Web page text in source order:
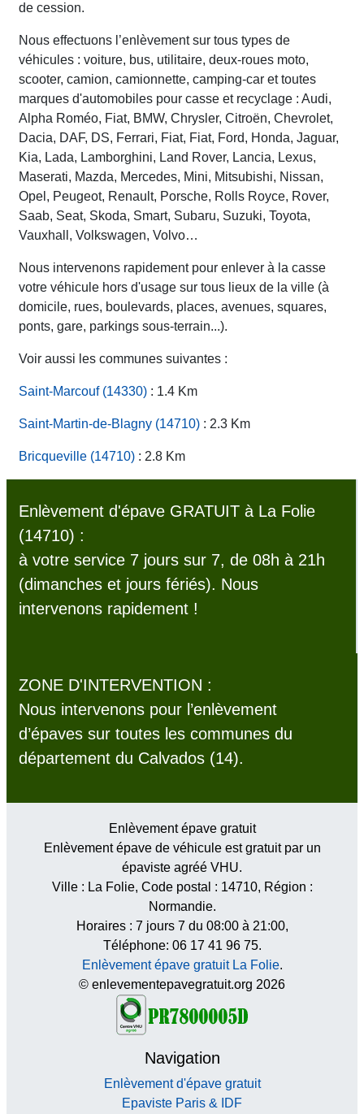
de cession.
Nous effectuons l’enlèvement sur tous types de
véhicules : voiture, bus, utilitaire, deux-roues moto,
scooter, camion, camionnette, camping-car et toutes
marques d'automobiles pour casse et recyclage : Audi,
Alpha Roméo, Fiat, BMW, Chrysler, Citroën, Chevrolet,
Dacia, DAF, DS, Ferrari, Fiat, Fiat, Ford, Honda, Jaguar,
Kia, Lada, Lamborghini, Land Rover, Lancia, Lexus,
Maserati, Mazda, Mercedes, Mini, Mitsubishi, Nissan,
Opel, Peugeot, Renault, Porsche, Rolls Royce, Rover,
Saab, Seat, Skoda, Smart, Subaru, Suzuki, Toyota,
Vauxhall, Volkswagen, Volvo…
Nous intervenons rapidement pour enlever à la casse
votre véhicule hors d'usage sur tous lieux de la ville (à
domicile, rues, boulevards, places, avenues, squares,
ponts, gare, parkings sous-terrain...).
Voir aussi les communes suivantes :
Saint-Marcouf (14330) : 1.4 Km
Saint-Martin-de-Blagny (14710) : 2.3 Km
Bricqueville (14710) : 2.8 Km
Enlèvement d'épave GRATUIT à La Folie
(14710) :
à votre service 7 jours sur 7, de 08h à 21h
(dimanches et jours fériés). Nous
intervenons rapidement !
ZONE D'INTERVENTION :
Nous intervenons pour l’enlèvement
d’épaves sur toutes les communes du
département du Calvados (14).
Enlèvement épave gratuit
Enlèvement épave de véhicule est gratuit par un
épaviste agréé VHU.
Ville : La Folie, Code postal : 14710, Région :
Normandie.
Horaires : 7 jours 7 du 08:00 à 21:00,
Téléphone: 06 17 41 96 75.
Enlèvement épave gratuit La Folie.
© enlevementepavegratuit.org 2026
Navigation
Enlèvement d'épave gratuit
Epaviste Paris & IDF